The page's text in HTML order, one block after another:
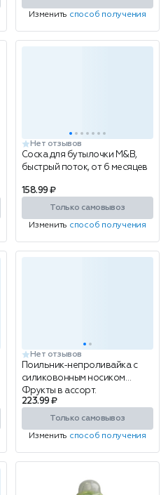
Изменить способ получения
Нет отзывов
Соска для бутылочки M&B,
быстрый поток, от 6 месяцев
158.99 ₽
Только самовывоз
Изменить способ получения
Нет отзывов
Поильник-непроливайка с
силиковонным носиком
Фрукты в ассорт.
223.99 ₽
Только самовывоз
Изменить способ получения